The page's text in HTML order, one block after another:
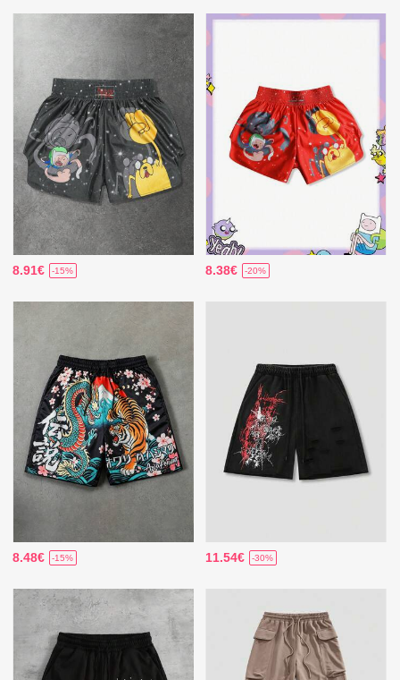
8.91€ -15% 8.38€ -20%
8.48€ -15% 11.54€ -30%